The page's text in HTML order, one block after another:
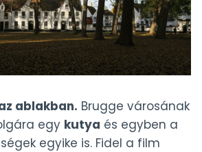
ablakban. Brugge városának
egy kutya és egyben a
egyike is. Fidel a film